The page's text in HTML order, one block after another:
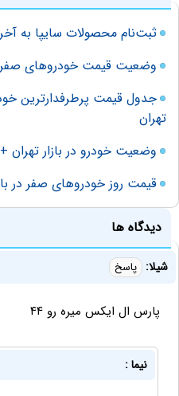
ثبت‌نام محصولات سایپا به
وضعیت قیمت خودروهای صفر
جدول قیمت پرطرفدارترین
تهران
وضعیت خودرو در بازار تهران
قیمت روز خودروهای صفر در
دیدگاه ها
شیلا: پاسخ
پارس ال ایکس میره رو ۴۴
نیما :